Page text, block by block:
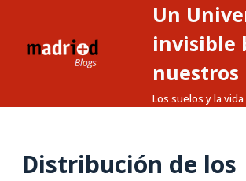
Un
invisible
nuestros
Los suelos y la vida
Distribución de los